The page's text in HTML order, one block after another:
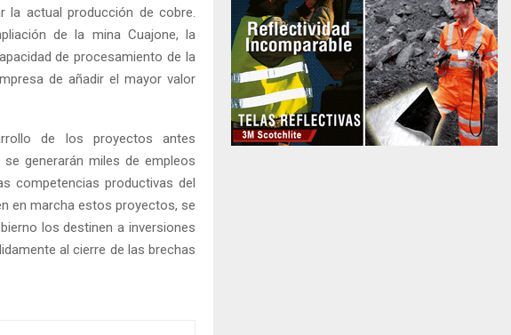
la actual producción de cobre.
de la mina Cuajone, la
de procesamiento de la
de añadir el mayor valor
de los proyectos antes
generarán miles de empleos
competencias productivas del
en marcha estos proyectos, se
los destinen a inversiones
al cierre de las brechas